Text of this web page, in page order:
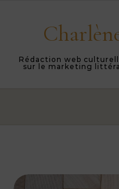
Rédaction web
sur le marketing